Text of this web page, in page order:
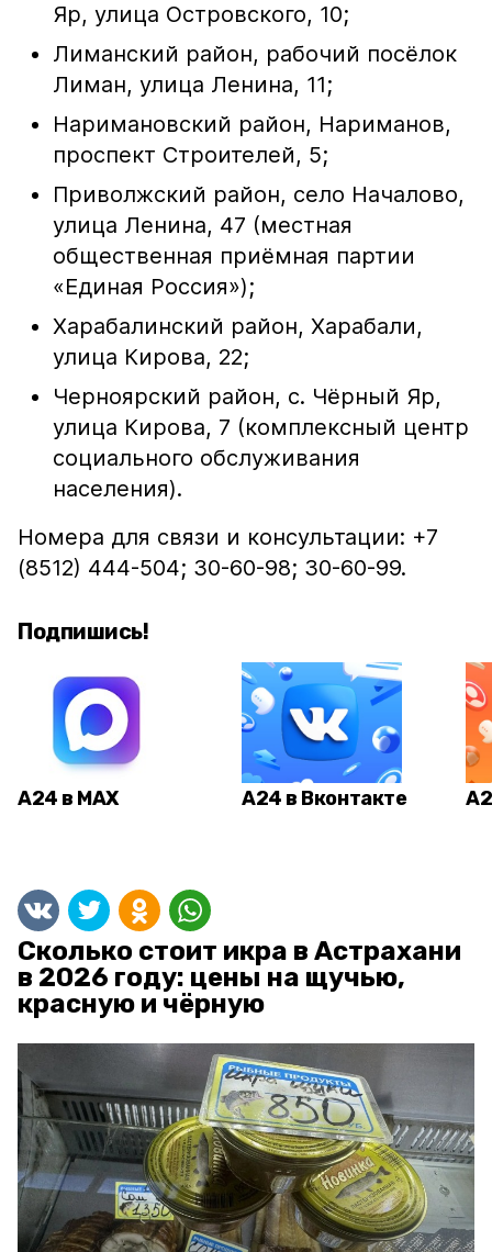
Яр, улица Островского, 10;
Лиманский район, рабочий посёлок
Лиман, улица Ленина, 11;
Наримановский район, Нариманов,
проспект Строителей, 5;
Приволжский район, село Началово,
улица Ленина, 47 (местная
общественная приёмная партии
«Единая Россия»);
Харабалинский район, Харабали,
улица Кирова, 22;
Черноярский район, с. Чёрный Яр,
улица Кирова, 7 (комплексный центр
социального обслуживания
населения).
Номера для связи и консультации: +7
(8512) 444-504; 30-60-98; 30-60-99.
Подпишись!
А24 в MAX А24 в Вконтакте
Сколько стоит икра в Астрахани
в 2026 году: цены на щучью,
красную и чёрную